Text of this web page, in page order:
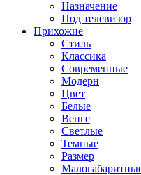
Назначение
Под телевизор
Прихожие
Стиль
Классика
Современные
Модерн
Цвет
Белые
Венге
Светлые
Темные
Размер